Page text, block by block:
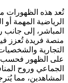
تُعد هذه الظهورات
الرياضية المهمة
المباشر، إلى
منصة فريدة تُعزز
التجارية
على الظهور فحسب،
الجماعي وروح
المشاهدين، مما